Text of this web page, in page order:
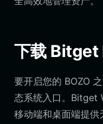
下载 Bitget
要开启您的 BOZO
态系统入口。Bitget
移动端和桌面端提